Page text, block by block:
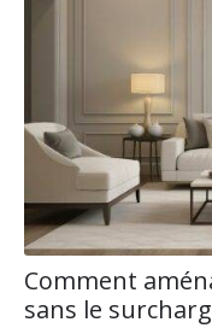
Comment
sans le